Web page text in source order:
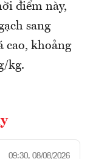
điểm này,
sang
cao, khoảng
kg.
09:30, 08/08/2026